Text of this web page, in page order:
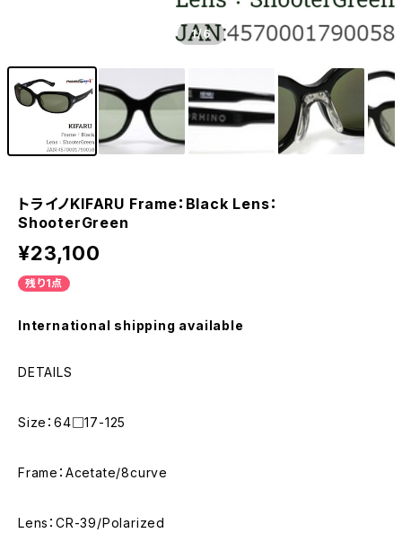
1/6
トライノKIFARU Frame：Black Lens：
ShooterGreen
¥23,100
残り1点
International shipping available
DETAILS
Size：64□17-125
Frame：Acetate/8curve
Lens：CR-39/Polarized